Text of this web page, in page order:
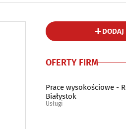
OFERTY FIRM
Prace wysokościowe -
Białystok
Usługi